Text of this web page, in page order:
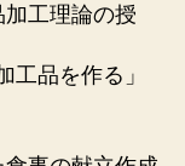
工理論の授
工品を作る」